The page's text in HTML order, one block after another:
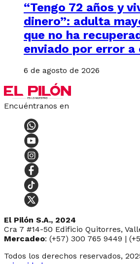
“Tengo 72 años y
dinero”: adulta
que no ha
enviado por error
6 de agosto de 2026
Encuéntranos en
El Pilón S.A., 2024
Cra 7 #14-50 Edificio Quitorres,
Mercadeo: (+57) 300 765 9449 |
Todos los derechos reservados,